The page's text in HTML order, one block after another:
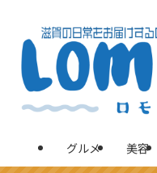
グルメ 美容